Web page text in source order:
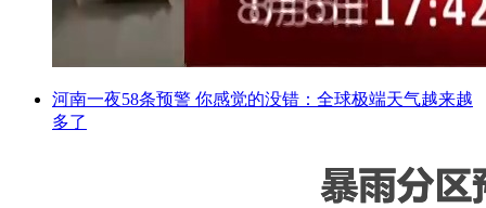
河南一夜58条预警 你感觉的没错：全球极端天气越来越
多了